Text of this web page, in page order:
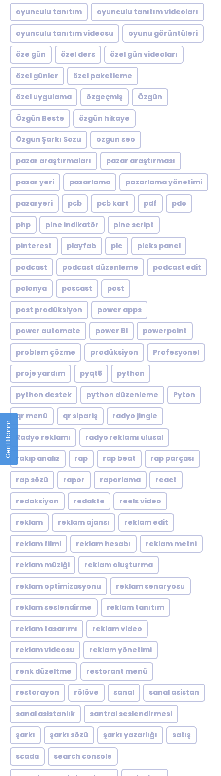
oyunculu tanıtım oyunculu tanıtım videoları
oyunculu tanıtım videosu oyunu görüntüleri
öze gün özel ders özel gün videoları
özel günler özel paketleme
özel uygulama özgeçmiş Özgün
Özgün Beste özgün hikaye
Özgün Şarkı Sözü özgün seo
pazar araştırmaları pazar araştırması
pazar yeri pazarlama pazarlama yönetimi
pazaryeri pcb pcb kart pdf pdo
php pine indikatör pine script
pinterest playfab plc pleks panel
podcast podcast düzenleme podcast edit
polonya poscast post
post prodüksiyon power apps
power automate power BI powerpoint
problem çözme prodüksiyon Profesyonel
proje yardım pyqt5 python
python destek python düzenleme Pyton
qr menü qr sipariş radyo jingle
Radyo reklamı radyo reklamı ulusal
rakip analiz rap rap beat rap parçası
rap sözü rapor raporlama react
redaksiyon redakte reels video
reklam reklam ajansı reklam edit
reklam filmi reklam hesabı reklam metni
reklam müziği reklam oluşturma
reklam optimizasyonu reklam senaryosu
reklam seslendirme reklam tanıtım
reklam tasarımı reklam video
reklam videosu reklam yönetimi
renk düzeltme restorant menü
restorayon rölöve sanal sanal asistan
sanal asistanlık santral seslendirmesi
şarkı şarkı sözü şarkı yazarlığı satış
scada search console
Geri Bildirim